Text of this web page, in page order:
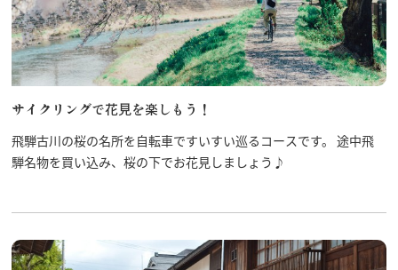
サイクリングで花見を楽しもう！
飛騨古川の桜の名所を自転車ですいすい巡るコースです。 途中飛
騨名物を買い込み、桜の下でお花見しましょう♪